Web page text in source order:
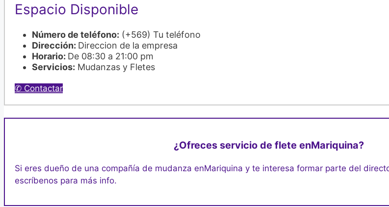
Espacio Disponible
Número de teléfono: (+569) Tu teléfono
Dirección: Direccion de la empresa
Horario: De 08:30 a 21:00 pm
Servicios: Mudanzas y Fletes
✆ Contactar
¿Ofreces servicio de flete enMariquina?
Si eres dueño de una compañía de mudanza enMariquina y te interesa formar parte del
escríbenos para más info.